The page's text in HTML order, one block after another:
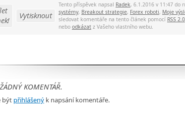
Vytisknout
Tento příspěvek napsal Radek, 6.1.2016 v 11:47 do
systémy, Breakout strategie, Forex roboti, Moje
sledovat komentáře na tento článek pomocí RSS 2.0
nebo odkázat z Vašeho vlastního webu.
KOMENTÁŘ.
být přihlášený k napsání komentáře.